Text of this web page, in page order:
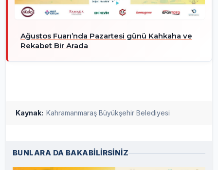
Ağustos Fuarı’nda Pazartesi günü Kahkaha ve
Rekabet Bir Arada
Kaynak: Kahramanmaraş Büyükşehir Belediyesi
BUNLARA DA BAKABİLİRSİNİZ